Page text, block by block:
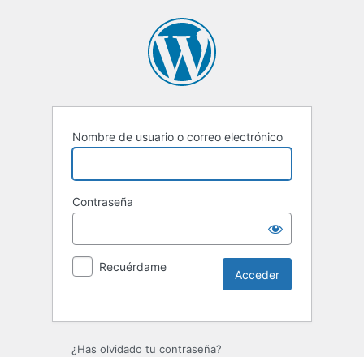
Nombre de usuario o correo electrónico
Contraseña
Recuérdame
¿Has olvidado tu contraseña?